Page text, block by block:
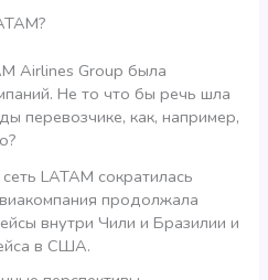
Airlines Group была
Не то что бы речь шла
перевозчике, как, например,
LATAM сократилась
продолжала
внутри Чили и Бразилии и
в США.